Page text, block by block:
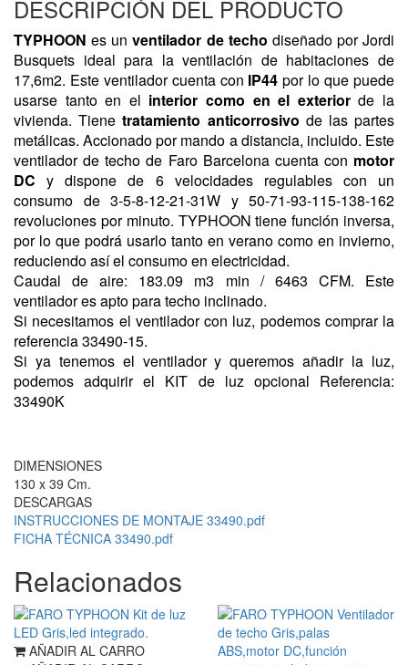
DESCRIPCIÓN DEL PRODUCTO
TYPHOON es unventilador de techo diseñado por Jordi
Busquets ideal para la ventilación de habitaciones de
17,6m2. Este ventilador cuenta con IP44 por lo que puede
usarse tanto en el interior como en el exteriorde la
vivienda. Tienetratamiento anticorrosivo de las partes
metálicas. Accionado por mando a distancia, incluido. Este
ventilador de techo de Faro Barcelona cuenta con motor
DC y dispone de 6 velocidades regulables con un
consumo de 3-5-8-12-21-31W y 50-71-93-115-138-162
revoluciones por minuto. TYPHOON tiene función inversa,
por lo que podrá usarlo tanto en verano como en invierno,
reduciendo así el consumo en electricidad.
Caudal de aire: 183.09 m3 min / 6463 CFM. Este
ventilador es apto para techo inclinado.
Si necesitamos el ventilador con luz, podemos comprar la
referencia 33490-15.
Si ya tenemos el ventilador y queremos añadir la luz,
podemos adquirir el KIT de luz opcional Referencia:
33490K
DIMENSIONES
130 x 39 Cm.
DESCARGAS
INSTRUCCIONES DE MONTAJE 33490.pdf
FICHA TÉCNICA 33490.pdf
Relacionados
AÑADIR AL CARRO